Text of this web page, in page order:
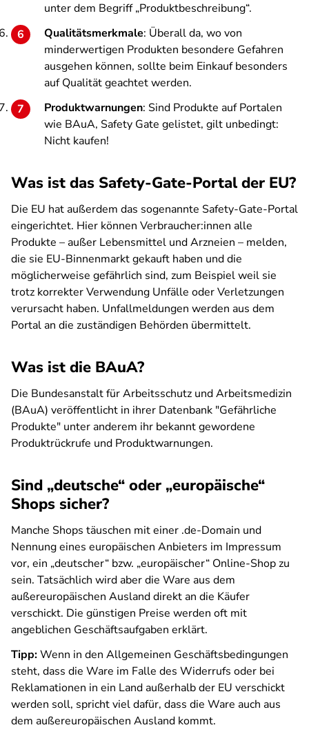
unter dem Begriff „Produktbeschreibung“.
Qualitätsmerkmale: Überall da, wo von
minderwertigen Produkten besondere Gefahren
ausgehen können, sollte beim Einkauf besonders
auf Qualität geachtet werden.
Produktwarnungen: Sind Produkte auf Portalen
wie BAuA, Safety Gate gelistet, gilt unbedingt:
Nicht kaufen!
Was ist das Safety-Gate-Portal der EU?
Die EU hat außerdem das sogenannte Safety-Gate-Portal
eingerichtet. Hier können Verbraucher:innen alle
Produkte – außer Lebensmittel und Arzneien – melden,
die sie EU-Binnenmarkt gekauft haben und die
möglicherweise gefährlich sind, zum Beispiel weil sie
trotz korrekter Verwendung Unfälle oder Verletzungen
verursacht haben. Unfallmeldungen werden aus dem
Portal an die zuständigen Behörden übermittelt.
Was ist die BAuA?
Die Bundesanstalt für Arbeitsschutz und Arbeitsmedizin
(BAuA) veröffentlicht in ihrer Datenbank "Gefährliche
Produkte" unter anderem ihr bekannt gewordene
Produktrückrufe und Produktwarnungen.
Sind „deutsche“ oder „europäische“
Shops sicher?
Manche Shops täuschen mit einer .de-Domain und
Nennung eines europäischen Anbieters im Impressum
vor, ein „deutscher“ bzw. „europäischer“ Online-Shop zu
sein. Tatsächlich wird aber die Ware aus dem
außereuropäischen Ausland direkt an die Käufer
verschickt. Die günstigen Preise werden oft mit
angeblichen Geschäftsaufgaben erklärt.
Tipp:Wenn in den Allgemeinen Geschäftsbedingungen
steht, dass die Ware im Falle des Widerrufs oder bei
Reklamationen in ein Land außerhalb der EU verschickt
werden soll, spricht viel dafür, dass die Ware auch aus
dem außereuropäischen Ausland kommt.